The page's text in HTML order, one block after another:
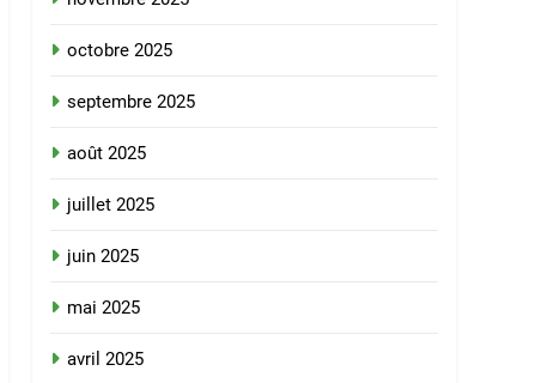
octobre 2025
septembre 2025
août 2025
juillet 2025
juin 2025
mai 2025
avril 2025